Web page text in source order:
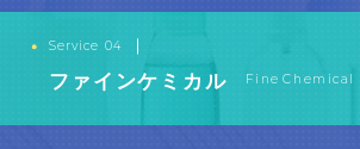
繊維、不織布、プラスチックネット、ウイ
等を多種多様な分野のお客様に提案します
Service 04
ファインケミカル Fine Chemical
ファインケミカル